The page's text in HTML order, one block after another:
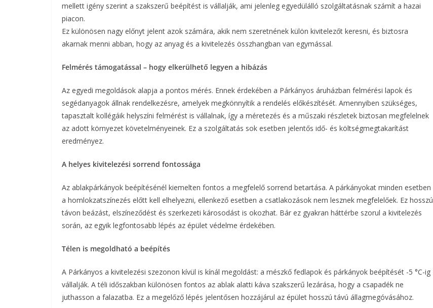
mellett igény szerint a szakszerű beépítést is vállalják, ami jelenleg egyedülálló szolgáltatásnak számít a hazai
piacon.
Ez különösen nagy előnyt jelent azok számára, akik nem szeretnének külön kivitelezőt keresni, és biztosra
akarnak menni abban, hogy az anyag és a kivitelezés összhangban van egymással.
Felmérés támogatással – hogy elkerülhető legyen a hibázás
Az egyedi megoldások alapja a pontos mérés. Ennek érdekében a Párkányos áruházban felmérési lapok és
segédanyagok állnak rendelkezésre, amelyek megkönnyítik a rendelés előkészítését. Amennyiben szükséges,
tapasztalt kollégáik helyszíni felmérést is vállalnak, így a méretezés és a műszaki részletek biztosan megfelelnek
az adott környezet követelményeinek. Ez a szolgáltatás sok esetben jelentős idő- és költségmegtakarítást
eredményez.
A helyes kivitelezési sorrend fontossága
Az ablakpárkányok beépítésénél kiemelten fontos a megfelelő sorrend betartása. A párkányokat minden esetben
a homlokzatszínezés előtt kell elhelyezni, ellenkező esetben a csatlakozások nem lesznek megfelelőek. Ez hosszú
távon beázást, elszíneződést és szerkezeti károsodást is okozhat. Bár ez gyakran háttérbe szorul a kivitelezés
során, az egyik legfontosabb lépés az épület védelme érdekében.
Télen is megoldható a beépítés
A Párkányos a kivitelezési szezonon kívül is kínál megoldást: a mészkő fedlapok és párkányok beépítését -5 °C-ig
vállalják. A téli időszakban különösen fontos az ablak alatti káva szakszerű lezárása, hogy a csapadék ne
juthasson a falazatba. Ez a megelőző lépés jelentősen hozzájárul az épület hosszú távú állagmegóvásához.